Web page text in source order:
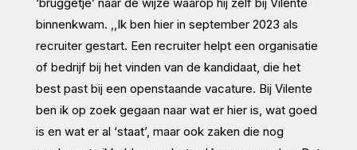
binnenkwam. ,,Ik ben hier in september 2023 als
recruiter gestart. Een recruiter helpt een organisatie
of bedrijf bij het vinden van de kandidaat, die het
best past bij een openstaande vacature. Bij Vilente
ben ik op zoek gegaan naar wat er hier is, wat goed
is en wat er al ‘staat’, maar ook zaken die nog